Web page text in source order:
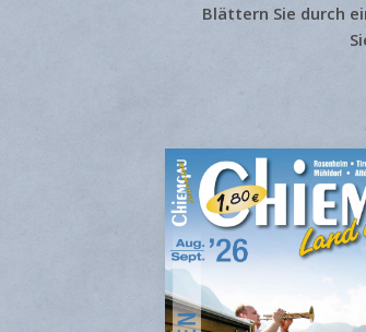
Blättern Sie durch